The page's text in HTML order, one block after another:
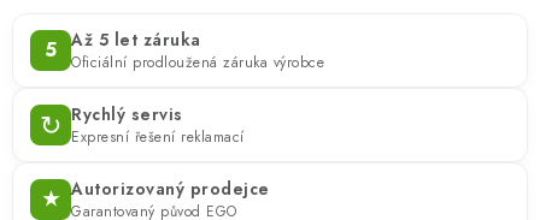
5 Až 5 let záruka
Oficiální prodloužená záruka výrobce
↻ Rychlý servis
Expresní řešení reklamací
★ Autorizovaný prodejce
Garantovaný původ EGO